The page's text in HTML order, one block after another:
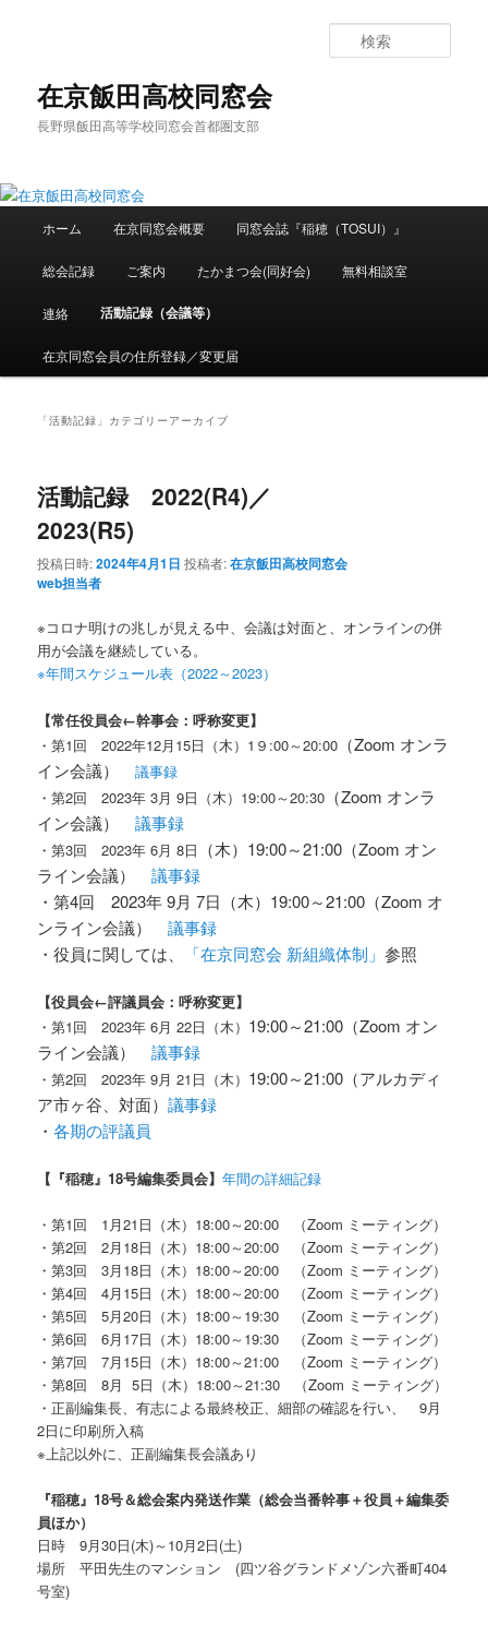
へ
移
在京飯田高校同窓会
長野県飯田高等学校同窓会首都圏支部
索
ホーム 在京同窓会概要 同窓会誌『稲穂（TOSUI）』
総会記録 ご案内 たかまつ会(同好会) 無料相談室
連絡 活動記録（会議等）
在京同窓会員の住所登録／変更届
「活動記録 」カテゴリーアーカイブ
活動記録 2022(R4)／
2023(R5)
投稿日時:2024年4月1日 投稿者:在京飯田高校同窓会
web担当者
※コロナ明けの兆しが見える中、会議は対面と、オンラインの併
用が会議を継続している。
※年間スケジュール表（2022～2023）
【常任役員会←幹事会：呼称変更】
・第1回 2022年12月15日（木）1９:00～20:00 （Zoom オンラ
イン会議）議事録
・第2回 2023年 3月 9日（木）19:00～20:30 （Zoom オンラ
イン会議）議事録
・第3回 2023年 6月 8日 （木）19:00～21:00（Zoom オン
ライン会議）議事録
・第4回 2023年 9月 7日（木）19:00～21:00（Zoom オ
ンライン会議）議事録
・役員に関しては、
「在京同窓会 新組織体制」参照
【役員会←評議員会：呼称変更】
・第1回 2023年 6月 22日（木） 19:00～21:00（Zoom オン
ライン会議）議事録
・第2回 2023年 9月 21日（木） 19:00～21:00（アルカディ
ア市ヶ谷、対面）議事録
・各期の評議員
【『稲穂』18号編集委員会】年間の詳細記録
・第1回 1月21日（木）18:00～20:00 （Zoom ミーティング）
・第2回 2月18日（木）18:00～20:00 （Zoom ミーティング）
・第3回 3月18日（木）18:00～20:00 （Zoom ミーティング）
・第4回 4月15日（木）18:00～20:00 （Zoom ミーティング）
・第5回 5月20日（木）18:00～19:30 （Zoom ミーティング）
・第6回 6月17日（木）18:00～19:30 （Zoom ミーティング）
・第7回 7月15日（木）18:00～21:00 （Zoom ミーティング）
・第8回 8月 5日（木）18:00～21:30 （Zoom ミーティング）
・正副編集長、有志による最終校正、細部の確認を行い、 9月
2日に印刷所入稿
※上記以外に、正副編集長会議あり
『稲穂』18号＆総会案内発送作業（総会当番幹事＋役員＋編集委
員ほか）
日時 9月30日(木)～10月2日(土)
場所平田先生のマンション (四ツ谷グランドメゾン六番町404
号室)